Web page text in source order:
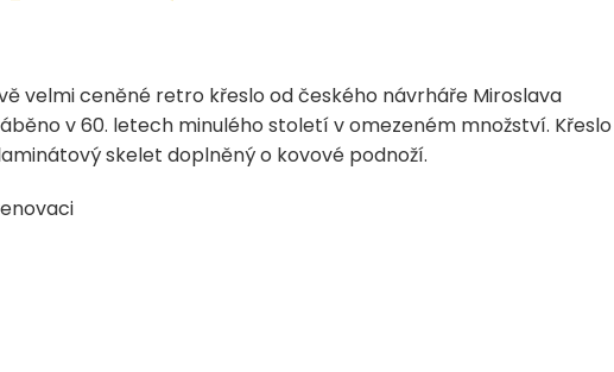
velmi ceněné retro křeslo od českého návrháře Miroslava
v 60. letech minulého století v omezeném množství. Křeslo
skelet doplněný o kovové podnoží.